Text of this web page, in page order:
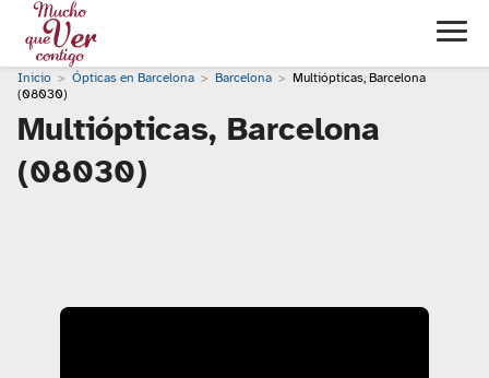
Inicio Ópticas en Barcelona Barcelona
Multiópticas, Barcelona
(08030)
Multiópticas, Barcelona
(08030)